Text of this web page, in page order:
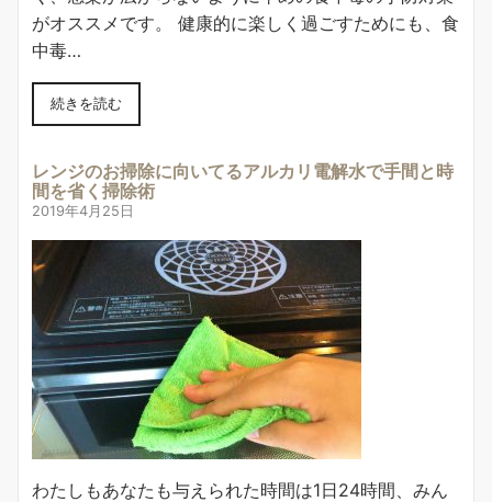
がオススメです。 健康的に楽しく過ごすためにも、食
中毒…
続きを読む
レンジのお掃除に向いてるアルカリ電解水で手間と時
間を省く掃除術
2019年4月25日
わたしもあなたも与えられた時間は1日24時間、みん